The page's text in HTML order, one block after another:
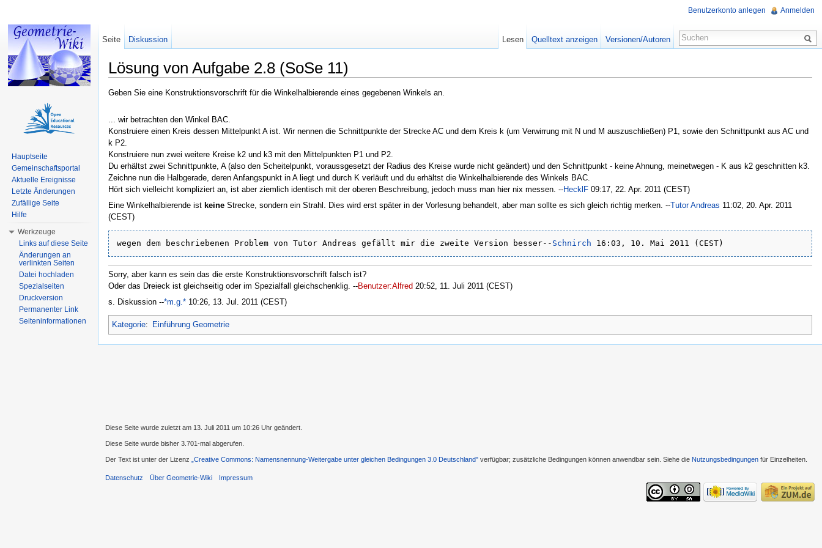
Lösung von Aufgabe 2.8 (SoSe 11)
Geben Sie eine Konstruktionsvorschrift für die Winkelhalbierende eines gegebenen Winkels an.
... wir betrachten den Winkel BAC.
Konstruiere einen Kreis dessen Mittelpunkt A ist. Wir nennen die Schnittpunkte der Strecke AC und dem Kreis k (um Verwirrung mit N und M auszuschließen) P1, sowie den Schnittpunkt aus AC und
k P2.
Konstruiere nun zwei weitere Kreise k2 und k3 mit den Mittelpunkten P1 und P2.
Du erhältst zwei Schnittpunkte, A (also den Scheitelpunkt, voraussgesetzt der Radius des Kreise wurde nicht geändert) und den Schnittpunkt - keine Ahnung, meinetwegen - K aus k2 geschnitten k3.
Zeichne nun die Halbgerade, deren Anfangspunkt in A liegt und durch K verläuft und du erhältst die Winkelhalbierende des Winkels BAC.
Hört sich vielleicht kompliziert an, ist aber ziemlich identisch mit der oberen Beschreibung, jedoch muss man hier nix messen. --HecklF 09:17, 22. Apr. 2011 (CEST)
Eine Winkelhalbierende ist keine Strecke, sondern ein Strahl. Dies wird erst später in der Vorlesung behandelt, aber man sollte es sich gleich richtig merken. --Tutor Andreas 11:02, 20. Apr. 2011
(CEST)
wegen dem beschriebenen Problem von Tutor Andreas gefällt mir die zweite Version besser-- Schnirch
Sorry, aber kann es sein das die erste Konstruktionsvorschrift falsch ist?
Oder das Dreieck ist gleichseitig oder im Spezialfall gleichschenklig. --Benutzer:Alfred 20:52, 11. Juli 2011 (CEST)
s. Diskussion --*m.g.* 10:26, 13. Jul. 2011 (CEST)
Kategorie: Einführung Geometrie
Benutzerkonto anlegen Anmelden
Seite Diskussion Lesen Quelltext anzeigen Versionen/Autoren
Hauptseite
Gemeinschaftsportal
Aktuelle Ereignisse
Letzte Änderungen
Zufällige Seite
Hilfe
Werkzeuge
Links auf diese Seite
Änderungen an
verlinkten Seiten
Datei hochladen
Spezialseiten
Druckversion
Permanenter Link
Seiteninformationen
Diese Seite wurde zuletzt am 13. Juli 2011 um 10:26 Uhr geändert.
Diese Seite wurde bisher 3.701-mal abgerufen.
Der Text ist unter der Lizenz „Creative Commons: Namensnennung-Weitergabe unter gleichen Bedingungen 3.0 Deutschland" verfügbar; zusätzliche Bedingungen können anwendbar sein. Siehe die Nutzungsbedingungen für Einzelheiten.
Datenschutz Über Geometrie-Wiki Impressum